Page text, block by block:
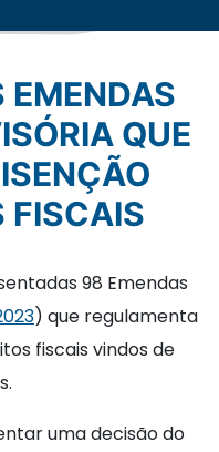
QUE
FISCAIS
98 Emendas
) que regulamenta
fiscais vindos de
uma decisão do